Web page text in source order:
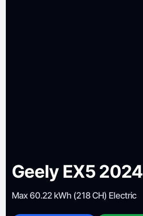
Geely EX5 2024
Max 60.22 kWh (218 CH) Electric